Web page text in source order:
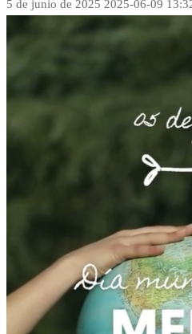
5 de junio de 2025 2025-06-09
Día
Mundial
del
Medio